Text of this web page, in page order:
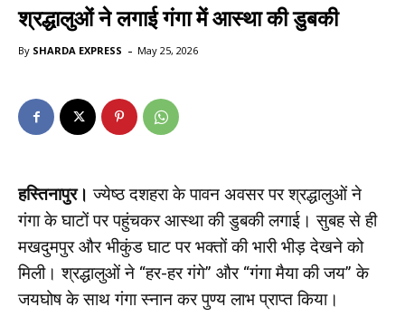
श्रद्धालुओं ने लगाई गंगा में आस्था की डुबकी
By SHARDA EXPRESS - May 25, 2026
हस्तिनापुर। ज्येष्ठ दशहरा के पावन अवसर पर श्रद्धालुओं ने
गंगा के घाटों पर पहुंचकर आस्था की डुबकी लगाई। सुबह से ही
मखदुमपुर और भीकुंड घाट पर भक्तों की भारी भीड़ देखने को
मिली। श्रद्धालुओं ने “हर-हर गंगे” और “गंगा मैया की जय” के
जयघोष के साथ गंगा स्नान कर पुण्य लाभ प्राप्त किया।